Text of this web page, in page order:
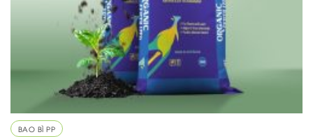
BAO BÌ PP